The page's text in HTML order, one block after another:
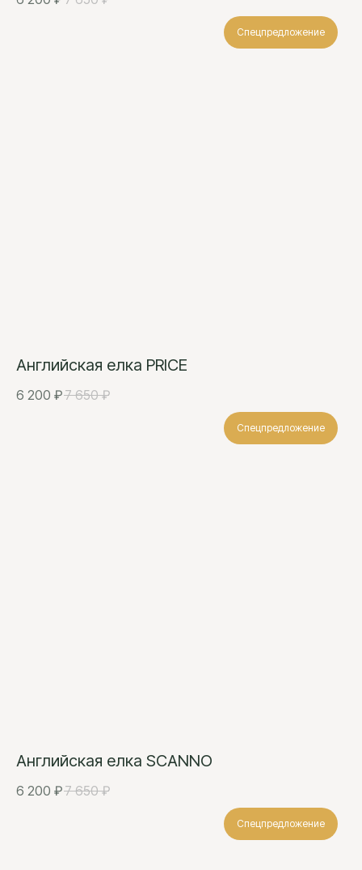
Спецпредложение
Английская елка PRICE
6 200 ₽7 650 ₽
Спецпредложение
Английская елка SCANNO
6 200 ₽7 650 ₽
Спецпредложение